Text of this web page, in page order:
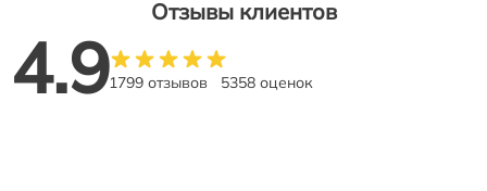
Отзывы клиентов
4.91799 отзывов 5358 оценок